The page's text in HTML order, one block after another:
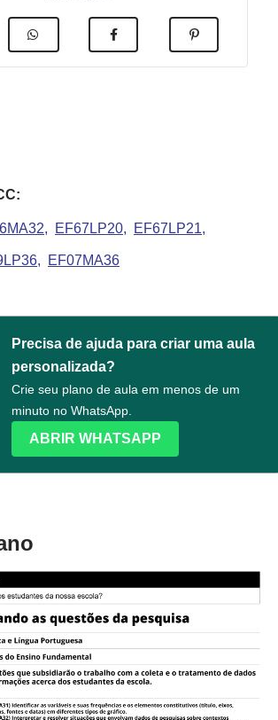
EF67LP20 EF67LP21
EF07MA36
Precisa de ajuda para criar uma aula
personalizada?
Crie seu plano de aula em menos de um
minuto no WhatsApp.
ABRIR WHATSAPP